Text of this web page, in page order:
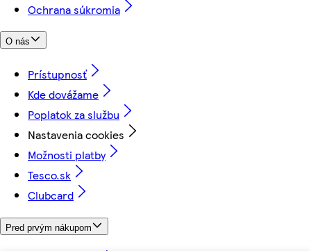
Ochrana súkromia
O nás
Prístupnosť
Kde dovážame
Poplatok za službu
Nastavenia cookies
Možnosti platby
Tesco.sk
Clubcard
Pred prvým nákupom